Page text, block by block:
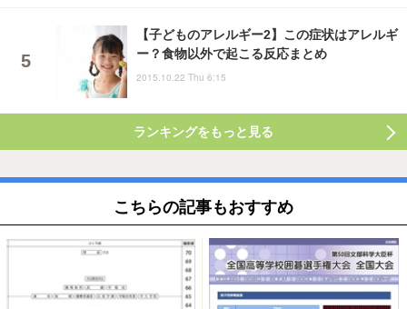
【子どものアレルギー2】この症状はアレルギ
ー？食物以外で起こる反応まとめ
2015.10.22 Thu 6:15
ランキングをもっと見る
こちらの記事もおすすめ